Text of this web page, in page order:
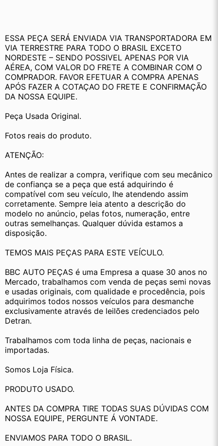
ESSA PEÇA SERÁ ENVIADA VIA TRANSPORTADORA EM
VIA TERRESTRE PARA TODO O BRASIL EXCETO
NORDESTE – SENDO POSSIVEL APENAS POR VIA
AÉREA, COM VALOR DO FRETE A COMBINAR COM O
COMPRADOR. FAVOR EFETUAR A COMPRA APENAS
APÓS FAZER A COTAÇAO DO FRETE E CONFIRMAÇÃO
DA NOSSA EQUIPE.
Peça Usada Original.
Fotos reais do produto.
ATENÇÃO:
Antes de realizar a compra, verifique com seu mecânico
de confiança se a peça que está adquirindo é
compatível com seu veículo, lhe atendendo assim
corretamente. Sempre leia atento a descrição do
modelo no anúncio, pelas fotos, numeração, entre
outras semelhanças. Qualquer dúvida estamos a
disposição.
TEMOS MAIS PEÇAS PARA ESTE VEÍCULO.
BBC AUTO PEÇAS é uma Empresa a quase 30 anos no
Mercado, trabalhamos com venda de peças semi novas
e usadas originais, com qualidade e procedência, pois
adquirimos todos nossos veículos para desmanche
exclusivamente através de leilões credenciados pelo
Detran.
Trabalhamos com toda linha de peças, nacionais e
importadas.
Somos Loja Física.
PRODUTO USADO.
ANTES DA COMPRA TIRE TODAS SUAS DÚVIDAS COM
NOSSA EQUIPE, PERGUNTE Á VONTADE.
ENVIAMOS PARA TODO O BRASIL.